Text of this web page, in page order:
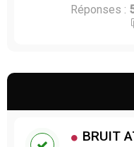
Réponses :
BRUIT